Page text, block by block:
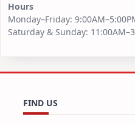
Hours
Monday–Friday:
Saturday & Sunday:
FIND US